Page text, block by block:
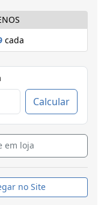
cada
Calcular
em loja
no Site